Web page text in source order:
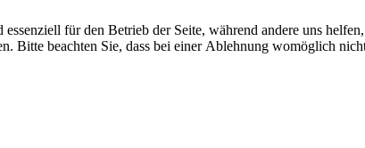
für den Betrieb der Seite, während andere uns
Bitte beachten Sie, dass bei einer Ablehnung womöglich